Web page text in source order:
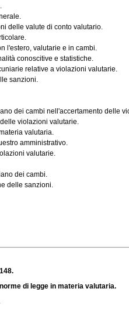
delle valute di conto valutario.
l'estero, valutarie e in cambi.
conoscitive e statistiche.
relative a violazioni valutarie.
sanzioni.
dei cambi nell'accertamento delle
violazioni valutarie.
valutaria.
amministrativo.
valutarie.
dei cambi.
delle sanzioni.
di legge in materia valutaria.